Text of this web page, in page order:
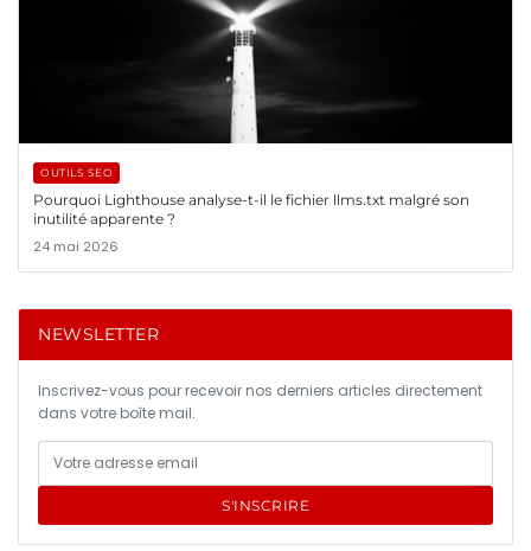
OUTILS SEO
Pourquoi Lighthouse analyse-t-il le fichier llms.txt malgré son
inutilité apparente ?
24 mai 2026
NEWSLETTER
Inscrivez-vous pour recevoir nos derniers articles directement
dans votre boîte mail.
S'INSCRIRE